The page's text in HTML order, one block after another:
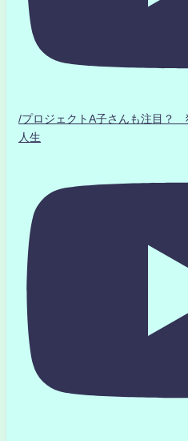
/プロジェクトA子さんも注目？
人生